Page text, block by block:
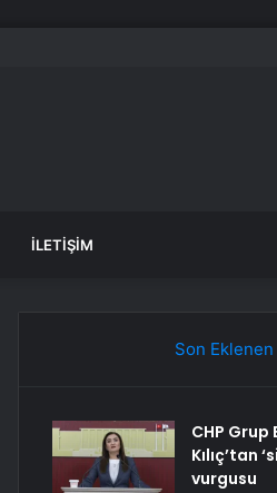
İLETIŞIM
Son Eklenen
CHP
Kılıç’tan
vurgusu